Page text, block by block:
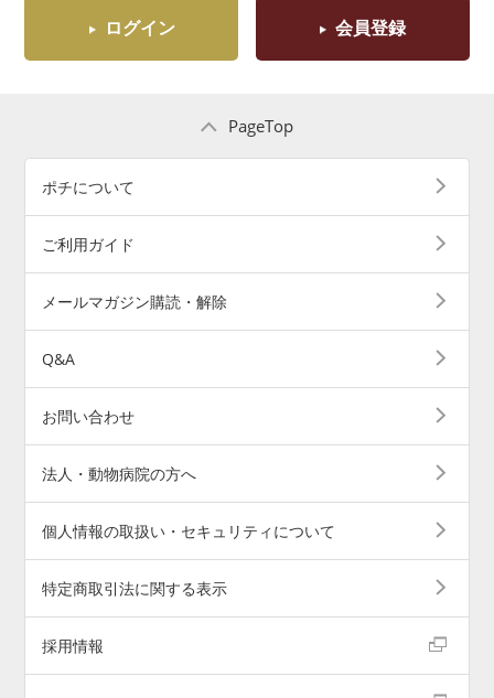
ログイン 会員登録
PageTop
ポチについて
ご利用ガイド
メールマガジン購読・解除
Q&A
お問い合わせ
法人・動物病院の方へ
個人情報の取扱い・セキュリティについて
特定商取引法に関する表示
採用情報